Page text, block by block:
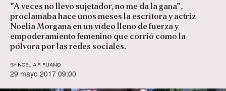
"A veces no llevo sujetador, no me da la gana",
proclamaba hace unos meses la escritora y actriz
Noelia Morgana en un vídeo lleno de fuerza y
empoderamiento femenino que corrió como la
pólvora por las redes sociales.
BY NOELIA R. RUANO
29 mayo 2017 09:00